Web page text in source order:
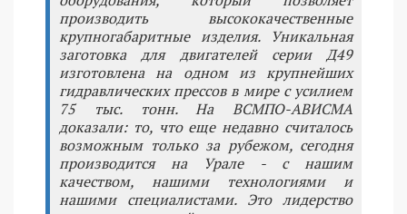
производить высококачественные
крупногабаритные изделия. Уникальная
заготовка для двигателей серии Д49
изготовлена на одном из крупнейших
гидравлических прессов в мире с усилием
75 тыс. тонн. На ВСМПО-АВИСМА
доказали: то, что еще недавно считалось
возможным только за рубежом, сегодня
производится на Урале - с нашим
качеством, нашими технологиями и
нашими специалистами. Это лидерство